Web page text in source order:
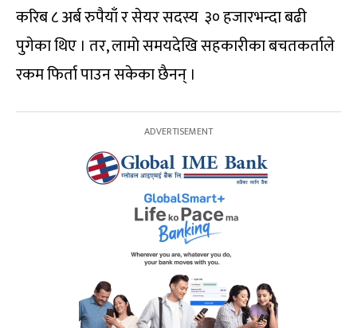
करिब ८ अर्ब रुपैयाँ र सेयर सदस्य ३० हजारभन्दा बढी
पुगेका थिए । तर, लामो समयदेखि सहकारीका बचतकर्ताले
रकम फिर्ता पाउन सकेका छैनन् ।